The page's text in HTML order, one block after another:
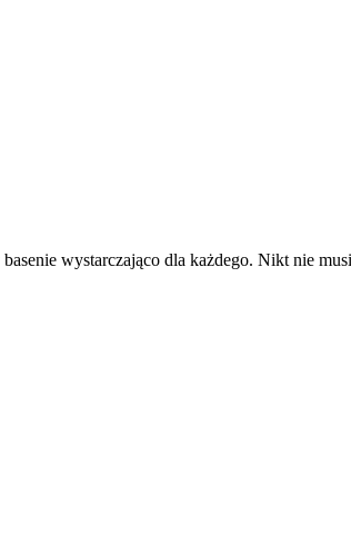
wystarczająco dla każdego. Nikt nie